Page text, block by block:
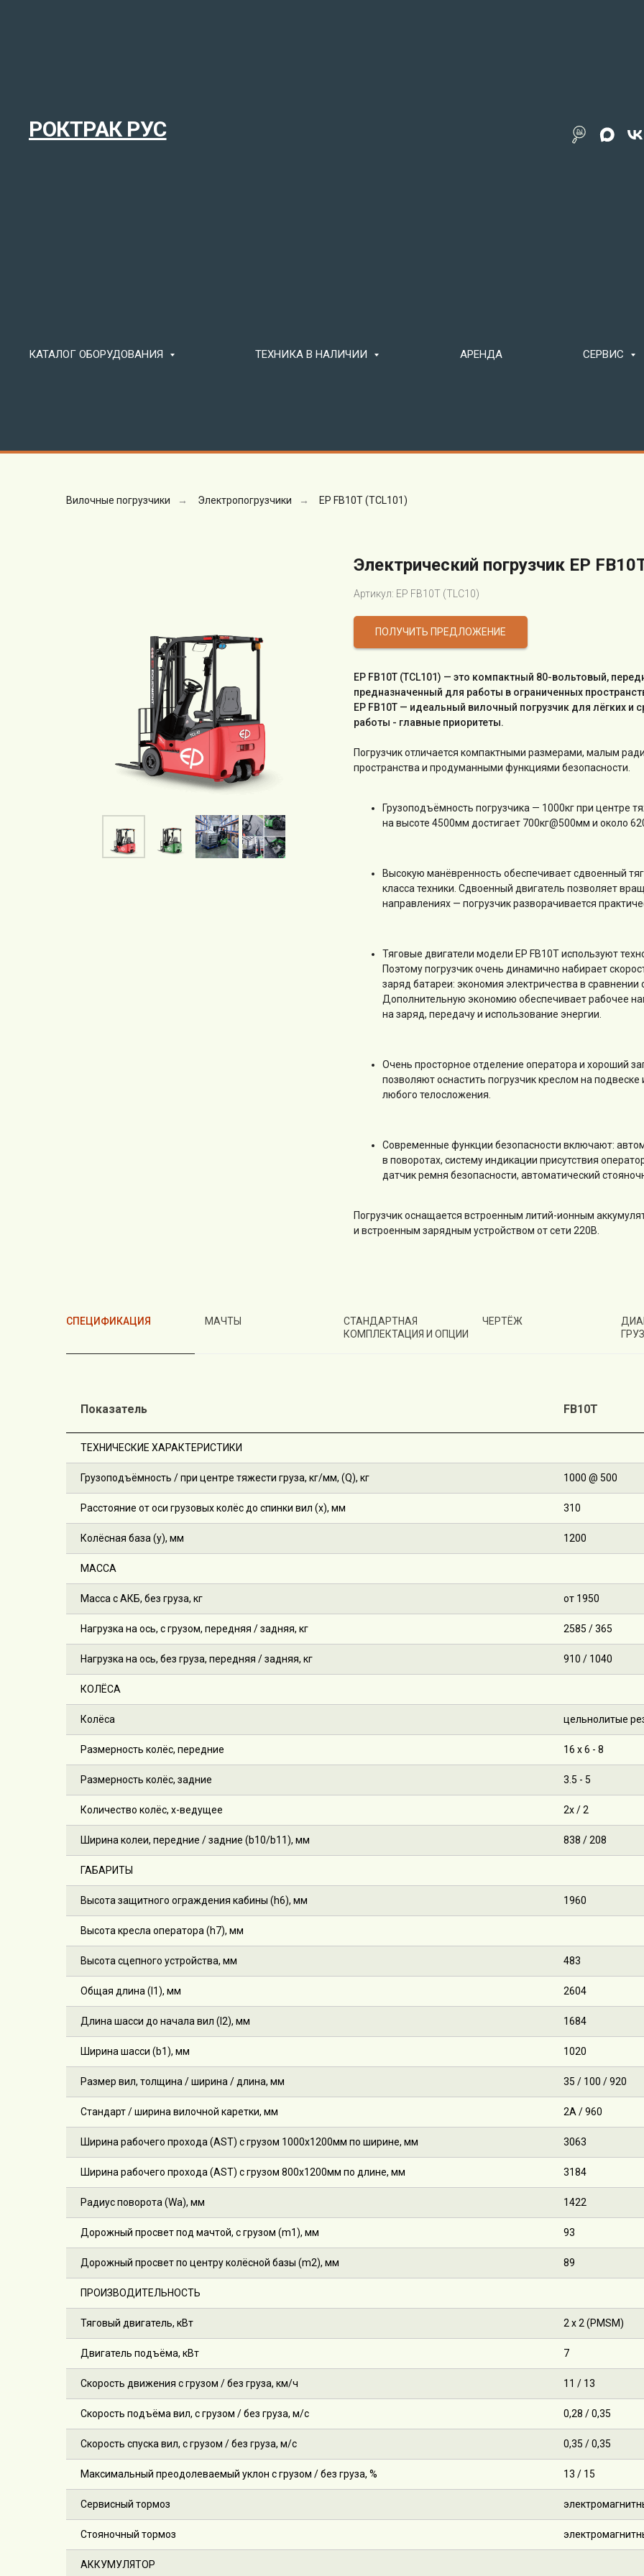
РОКТРАК РУС
КАТАЛОГ ОБОРУДОВАНИЯ ТЕХНИКА В НАЛИЧИИ АРЕНДА СЕРВИС
Вилочные погрузчики → Электропогрузчики → EP FB10T (TCL101)
Электрический погрузчик EP
Артикул: EP FB10T (TLC10)
ПОЛУЧИТЬ ПРЕДЛОЖЕНИЕ
EP FB10T (TCL101) — это компактный 80-вольтовый,
предназначенный для работы в ограниченных
EP FB10T — идеальный вилочный погрузчик для лёгких и
работы - главные приоритеты.
Погрузчик отличается компактными размерами, малым
пространства и продуманными функциями безопасности.
Грузоподъёмность погрузчика — 1000кг при центре
на высоте 4500мм достигает 700кг@500мм и около
Высокую манёвренность обеспечивает сдвоенный
класса техники. Сдвоенный двигатель позволяет
направлениях — погрузчик разворачивается
Тяговые двигатели модели EP FB10T используют
Поэтому погрузчик очень динамично набирает
заряд батареи: экономия электричества в
Дополнительную экономию обеспечивает рабочее
на заряд, передачу и использование энергии.
Очень просторное отделение оператора и хороший
позволяют оснастить погрузчик креслом на
любого телосложения.
Современные функции безопасности включают:
в поворотах, систему индикации присутствия
датчик ремня безопасности, автоматический
Погрузчик оснащается встроенным литий-ионным
и встроенным зарядным устройством от сети 220В.
СПЕЦИФИКАЦИЯ МАЧТЫ
СТАНДАРТНАЯ
КОМПЛЕКТАЦИЯ И ОПЦИИ
ЧЕРТЁЖ
Показатель FB10T
ТЕХНИЧЕСКИЕ ХАРАКТЕРИСТИКИ
Грузоподъёмность / при центре тяжести груза, кг/мм, (Q), кг 1000 @ 500
Расстояние от оси грузовых колёс до спинки вил (x), мм 310
Колёсная база (y), мм 1200
МАССА
Масса с АКБ, без груза, кг от 1950
Нагрузка на ось, с грузом, передняя / задняя, кг 2585 / 365
Нагрузка на ось, без груза, передняя / задняя, кг 910 / 1040
КОЛЁСА
Колёса цельнолитые
Размерность колёс, передние 16 х 6 - 8
Размерность колёс, задние 3.5 - 5
Количество колёс, х-ведущее 2х / 2
Ширина колеи, передние / задние (b10/b11), мм 838 / 208
ГАБАРИТЫ
Высота защитного ограждения кабины (h6), мм 1960
Высота кресла оператора (h7), мм
Высота сцепного устройства, мм 483
Общая длина (l1), мм 2604
Длина шасси до начала вил (l2), мм 1684
Ширина шасси (b1), мм 1020
Размер вил, толщина / ширина / длина, мм 35 / 100 / 920
Стандарт / ширина вилочной каретки, мм 2A / 960
Ширина рабочего прохода (AST) с грузом 1000х1200мм по ширине, мм 3063
Ширина рабочего прохода (AST) с грузом 800х1200мм по длине, мм 3184
Радиус поворота (Wa), мм 1422
Дорожный просвет под мачтой, с грузом (m1), мм 93
Дорожный просвет по центру колёсной базы (m2), мм 89
ПРОИЗВОДИТЕЛЬНОСТЬ
Тяговый двигатель, кВт 2 х 2 (PMSM)
Двигатель подъёма, кВт 7
Скорость движения с грузом / без груза, км/ч 11 / 13
Скорость подъёма вил, с грузом / без груза, м/с 0,28 / 0,35
Скорость спуска вил, с грузом / без груза, м/с 0,35 / 0,35
Максимальный преодолеваемый уклон с грузом / без груза, % 13 / 15
Сервисный тормоз
Стояночный тормоз
АККУМУЛЯТОР